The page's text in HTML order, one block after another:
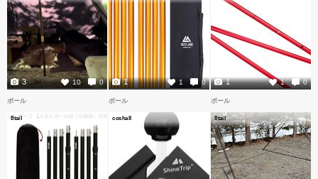
10 0
3 1 0
1 1 0
1
ポール
8tail
ポール
coshall
ポール
8tail